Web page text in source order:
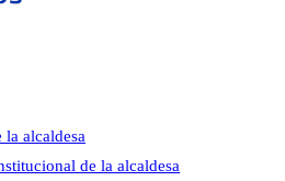
la alcaldesa
de la alcaldesa